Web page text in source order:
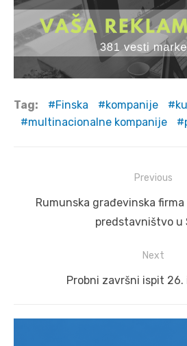
Tag: Finska kompanije
multinacionalne kompanije
navigation
Previous
Previous
Rumunska građevinska
predstavništvo u
Next
Next
Probni završni ispit 26.